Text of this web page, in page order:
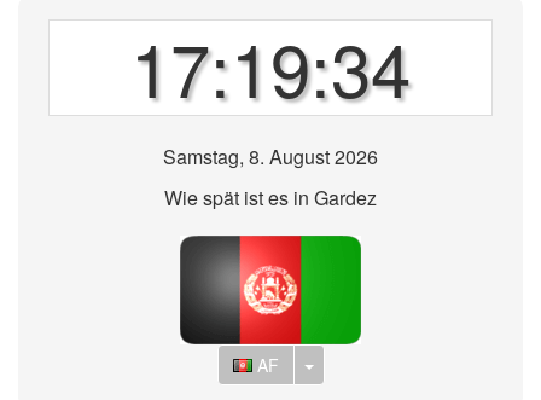
17:19:34
Samstag, 8. August 2026
Wie spät ist es in Gardez
AF Toggle Dropdown